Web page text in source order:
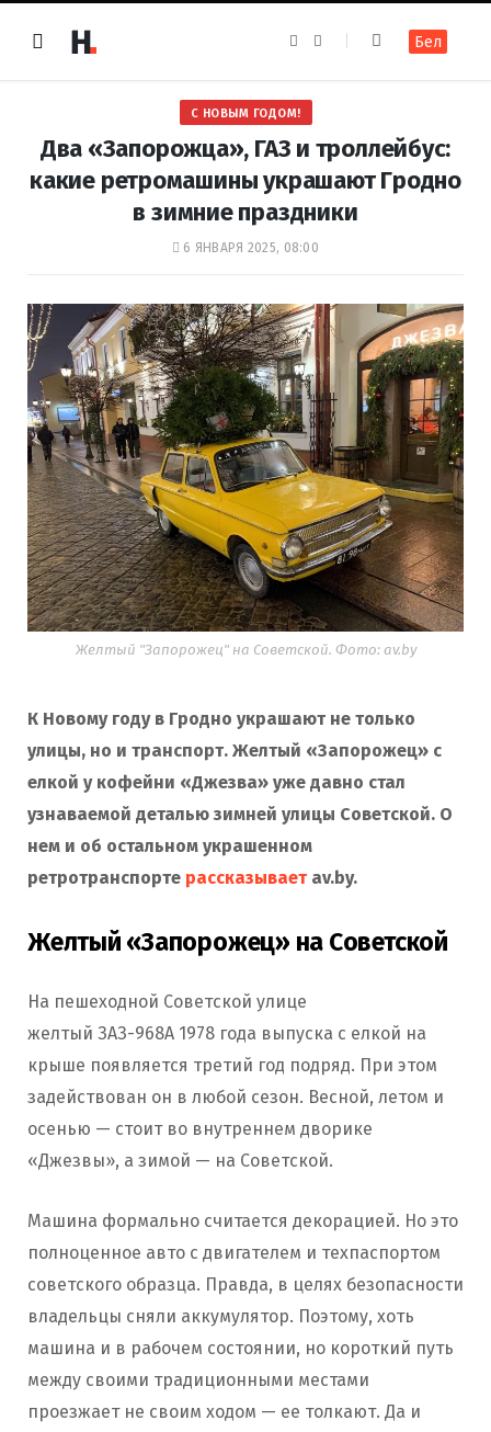
e
b
o
o
k
t
a
m
Бел
С НОВЫМ ГОДОМ!
Два «Запорожца», ГАЗ и троллейбус:
какие ретромашины украшают Гродно
в зимние праздники
6 ЯНВАРЯ 2025, 08:00
Желтый "Запорожец" на Советской. Фото: av.by
К Новому году в Гродно украшают не только
улицы, но и транспорт. Желтый «Запорожец» с
елкой у кофейни «Джезва» уже давно стал
узнаваемой деталью зимней улицы Советской. О
нем и об остальном украшенном
ретротранспорте рассказываетav.by.
Желтый «Запорожец» на Советской
На пешеходной Советской улице
желтый ЗАЗ-968А 1978 года выпуска с елкой на
крыше появляется третий год подряд. При этом
задействован он в любой сезон. Весной, летом и
осенью — стоит во внутреннем дворике
«Джезвы», а зимой — на Советской.
Машина формально считается декорацией. Но это
полноценное авто с двигателем и техпаспортом
советского образца. Правда, в целях безопасности
владельцы сняли аккумулятор. Поэтому, хоть
машина и в рабочем состоянии, но короткий путь
между своими традиционными местами
проезжает не своим ходом — ее толкают. Да и